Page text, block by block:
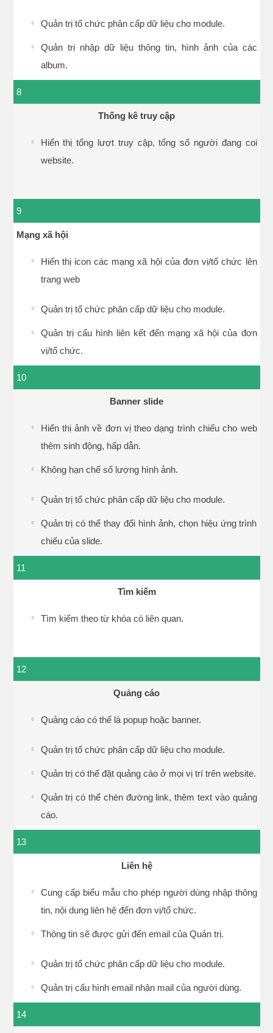
Quản trị tổ chức phân cấp dữ liệu cho module.
Quản trị nhập dữ liệu thông tin, hình ảnh của các
album.
8
Thống kê truy cập
Hiển thị tổng lượt truy cập, tổng số người đang coi
website.
9
Mạng xã hội
Hiển thị icon các mạng xã hội của đơn vị/tổ chức lên
trang web
Quản trị tổ chức phân cấp dữ liệu cho module.
Quản trị cấu hình liên kết đến mạng xã hội của đơn
vị/tổ chức.
10
Banner slide
Hiển thị ảnh về đơn vị theo dạng trình chiếu cho web
thêm sinh động, hấp dẫn.
Không hạn chế số lượng hình ảnh.
Quản trị tổ chức phân cấp dữ liệu cho module.
Quản trị có thể thay đổi hình ảnh, chọn hiệu ứng trình
chiếu của slide.
11
Tìm kiếm
Tìm kiếm theo từ khóa có liên quan.
12
Quảng cáo
Quảng cáo có thể là popup hoặc banner.
Quản trị tổ chức phân cấp dữ liệu cho module.
Quản trị có thể đặt quảng cáo ở mọi vị trí trên website.
Quản trị có thể chèn đường link, thêm text vào quảng
cáo.
13
Liên hệ
Cung cấp biểu mẫu cho phép người dùng nhập thông
tin, nội dung liên hệ đến đơn vị/tổ chức.
Thông tin sẽ được gửi đến email của Quản trị.
Quản trị tổ chức phân cấp dữ liệu cho module.
Quản trị cấu hình email nhận mail của người dùng.
14